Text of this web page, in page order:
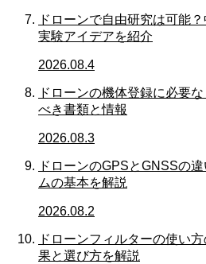
ドローンで自由研究は可能
実験アイデアを紹介
2026.08.4
ドローンの機体登録に必要
べき書類と情報
2026.08.3
ドローンのGPSとGNSSの
ムの基本を解説
2026.08.2
ドローンフィルターの使い
果と選び方を解説